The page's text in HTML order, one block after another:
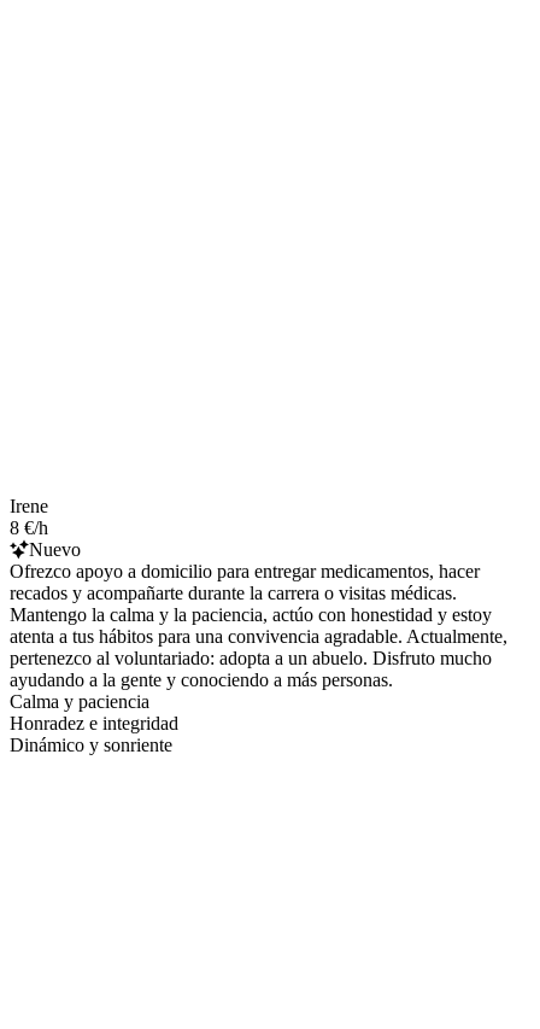
Irene
8 €/h
Nuevo
Ofrezco apoyo a domicilio para entregar medicamentos, hacer
recados y acompañarte durante la carrera o visitas médicas.
Mantengo la calma y la paciencia, actúo con honestidad y estoy
atenta a tus hábitos para una convivencia agradable. Actualmente,
pertenezco al voluntariado: adopta a un abuelo. Disfruto mucho
ayudando a la gente y conociendo a más personas.
Calma y paciencia
Honradez e integridad
Dinámico y sonriente